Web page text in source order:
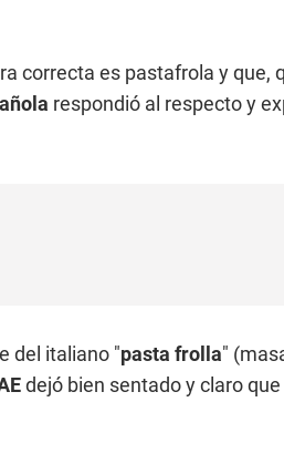
correcta es pastafrola y que,
respondió al respecto y
del italiano "pasta frolla"
dejó bien sentado y claro